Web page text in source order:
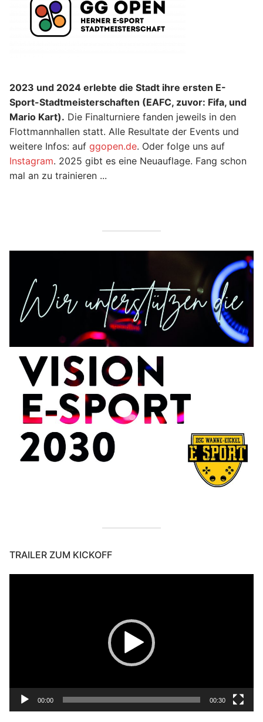
2023 und 2024 erlebte die Stadt ihre ersten E-
Sport-Stadtmeisterschaften (EAFC, zuvor: Fifa, und
Mario Kart). Die Finalturniere fanden jeweils in den
Flottmannhallen statt. Alle Resultate der Events und
weitere Infos: auf ggopen.de. Oder folge uns auf
Instagram. 2025 gibt es eine Neuauflage. Fang schon
mal an zu trainieren ...
TRAILER ZUM KICKOFF
00:00 00:30